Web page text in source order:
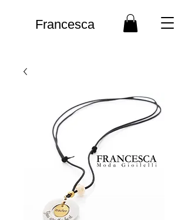
Francesca